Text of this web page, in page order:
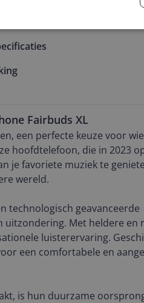
Fairbuds XL
een perfecte keuze voor
hoofdtelefoon, die in 2023
je favoriete muziek te
wereld.
technologisch geavanceerde
uitzondering. Met heldere en
luisterervaring.
een comfortabele en
is hun duurzame